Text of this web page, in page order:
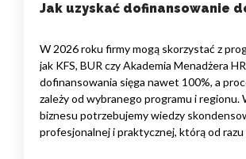
Jak uzyskać dofinansowanie
W 2026 roku firmy mogą skorzystać z
jak KFS, BUR czy Akademia Menadżera
dofinansowania sięga nawet 100%, a
zależy od wybranego programu i regionu.
biznesu potrzebujemy wiedzy
profesjonalnej i praktycznej, którą od razu